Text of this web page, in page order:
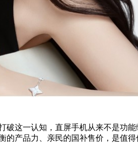
破这一认知，直屏手机从来不是功
的产品力、亲民的国补售价，是值